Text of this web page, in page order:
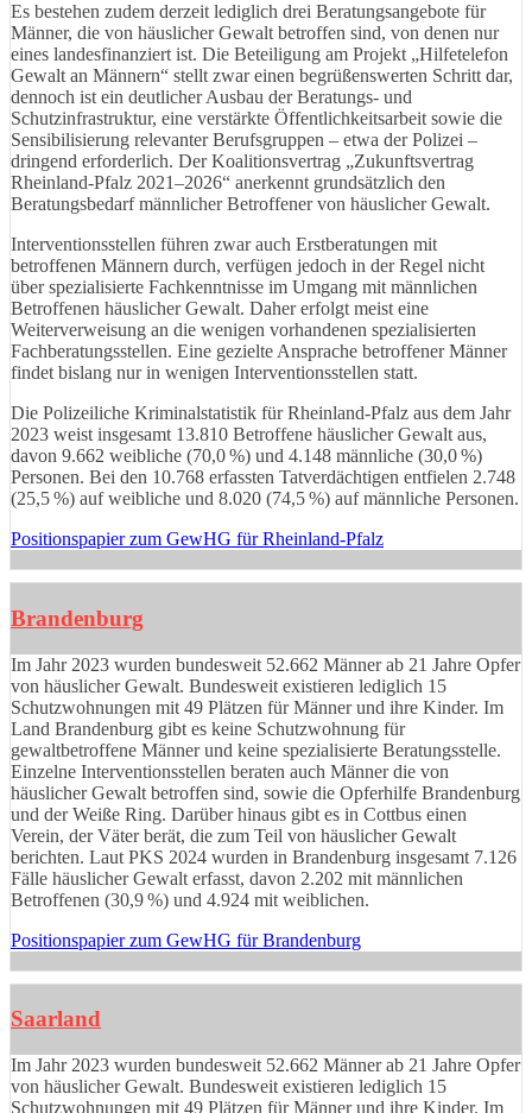
Es bestehen zudem derzeit lediglich drei Beratungsangebote für
Männer, die von häuslicher Gewalt betroffen sind, von denen nur
eines landesfinanziert ist. Die Beteiligung am Projekt „Hilfetelefon
Gewalt an Männern“ stellt zwar einen begrüßenswerten Schritt dar,
dennoch ist ein deutlicher Ausbau der Beratungs- und
Schutzinfrastruktur, eine verstärkte Öffentlichkeitsarbeit sowie die
Sensibilisierung relevanter Berufsgruppen – etwa der Polizei –
dringend erforderlich. Der Koalitionsvertrag „Zukunftsvertrag
Rheinland-Pfalz 2021–2026“ anerkennt grundsätzlich den
Beratungsbedarf männlicher Betroffener von häuslicher Gewalt.
Interventionsstellen führen zwar auch Erstberatungen mit
betroffenen Männern durch, verfügen jedoch in der Regel nicht
über spezialisierte Fachkenntnisse im Umgang mit männlichen
Betroffenen häuslicher Gewalt. Daher erfolgt meist eine
Weiterverweisung an die wenigen vorhandenen spezialisierten
Fachberatungsstellen. Eine gezielte Ansprache betroffener Männer
findet bislang nur in wenigen Interventionsstellen statt.
Die Polizeiliche Kriminalstatistik für Rheinland-Pfalz aus dem Jahr
2023 weist insgesamt 13.810 Betroffene häuslicher Gewalt aus,
davon 9.662 weibliche (70,0 %) und 4.148 männliche (30,0 %)
Personen. Bei den 10.768 erfassten Tatverdächtigen entfielen 2.748
(25,5 %) auf weibliche und 8.020 (74,5 %) auf männliche Personen.
Positionspapier zum GewHG für Rheinland-Pfalz
Brandenburg
Im Jahr 2023 wurden bundesweit 52.662 Männer ab 21 Jahre Opfer
von häuslicher Gewalt. Bundesweit existieren lediglich 15
Schutzwohnungen mit 49 Plätzen für Männer und ihre Kinder. Im
Land Brandenburg gibt es keine Schutzwohnung für
gewaltbetroffene Männer und keine spezialisierte Beratungsstelle.
Einzelne Interventionsstellen beraten auch Männer die von
häuslicher Gewalt betroffen sind, sowie die Opferhilfe Brandenburg
und der Weiße Ring. Darüber hinaus gibt es in Cottbus einen
Verein, der Väter berät, die zum Teil von häuslicher Gewalt
berichten. Laut PKS 2024 wurden in Brandenburg insgesamt 7.126
Fälle häuslicher Gewalt erfasst, davon 2.202 mit männlichen
Betroffenen (30,9 %) und 4.924 mit weiblichen.
Positionspapier zum GewHG für Brandenburg
Saarland
Im Jahr 2023 wurden bundesweit 52.662 Männer ab 21 Jahre Opfer
von häuslicher Gewalt. Bundesweit existieren lediglich 15
Schutzwohnungen mit 49 Plätzen für Männer und ihre Kinder. Im